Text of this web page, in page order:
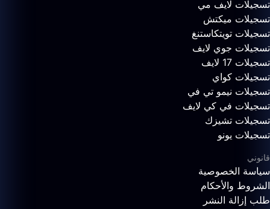
تسجيلات لايف مي
تسجيلات ميكتش
تسجيلات تويتكاستنغ
تسجيلات جوي لايف
تسجيلات 17 لايف
تسجيلات كواي
تسجيلات نيمو تي في
تسجيلات في كي لايف
تسجيلات تشيزك
تسجيلات يونو
قانوني
سياسة الخصوصية
الشروط والأحكام
طلب إزالة النشر